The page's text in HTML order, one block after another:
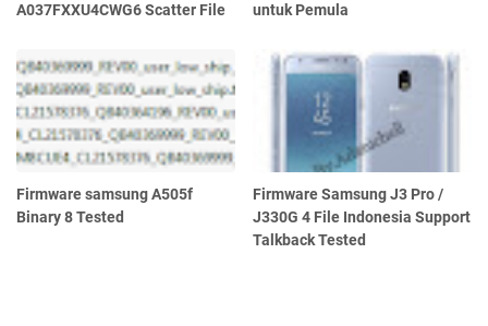
A037FXXU4CWG6 Scatter File
untuk Pemula
Firmware samsung A505f
Binary 8 Tested
Firmware Samsung J3 Pro /
J330G 4 File Indonesia Support
Talkback Tested